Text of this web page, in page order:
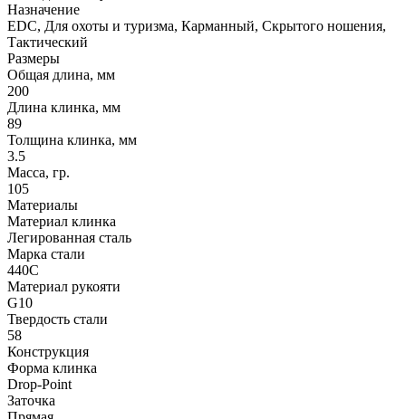
Назначение
EDC, Для охоты и туризма, Карманный, Скрытого ношения,
Тактический
Размеры
Общая длина, мм
200
Длина клинка, мм
89
Толщина клинка, мм
3.5
Масса, гр.
105
Материалы
Материал клинка
Легированная сталь
Марка стали
440C
Материал рукояти
G10
Твердость стали
58
Конструкция
Форма клинка
Drop-Point
Заточка